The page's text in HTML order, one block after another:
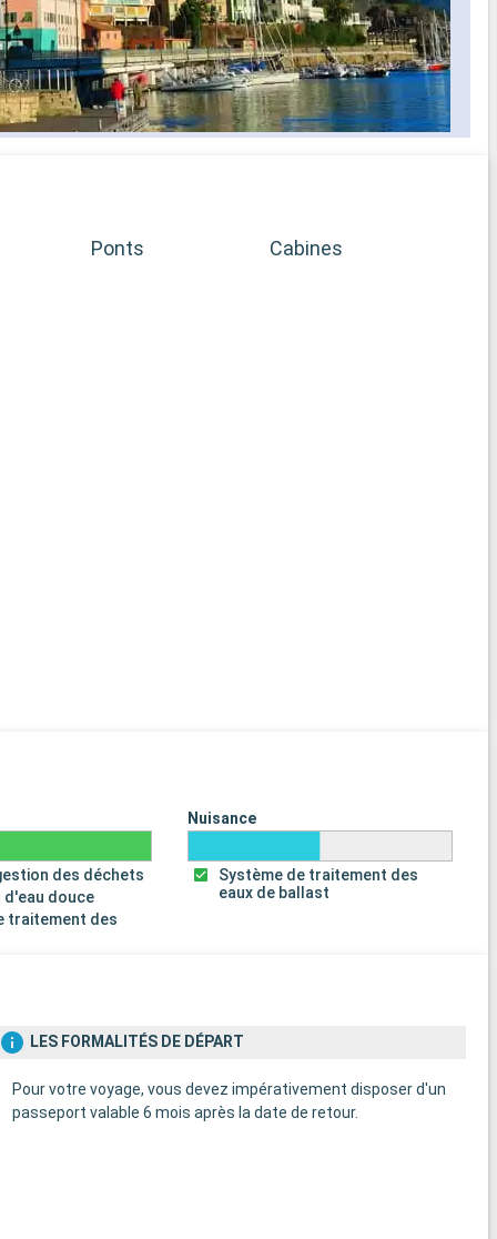
Ponts Cabines
des déchets
douce
traitement des
Nuisance
Système de traitement des
eaux de ballast
LES FORMALITÉS DE DÉPART
Pour votre voyage, vous devez impérativement disposer d'un
passeport valable 6 mois après la date de retour.